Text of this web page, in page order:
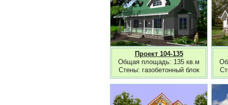
Проект 104-135
Общая площадь: 135 кв.м
Стены: газобетонный блок